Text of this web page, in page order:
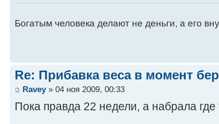
Богатым человека делают не деньги, а его
Re: Прибавка веса в момент
Ravey» 04 ноя 2009, 00:33
Пока правда 22 недели, а набрала где